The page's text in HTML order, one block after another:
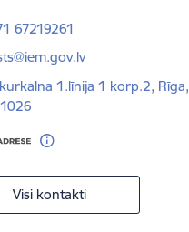
67219261
1.līnija 1 korp.2, Rīga,
Visi kontakti